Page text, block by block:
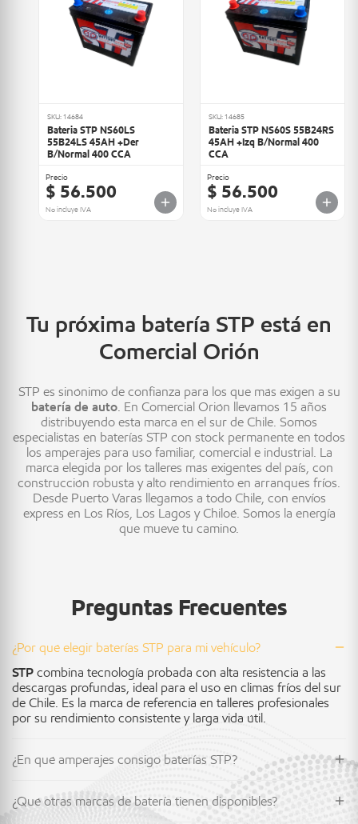
SKU: 14684
Bateria STP NS60LS
55B24LS 45AH +Der
B/Normal 400 CCA
Precio
$ 56.500
No incluye IVA
SKU: 14685
Bateria STP NS60S 55B24RS
45AH +Izq B/Normal 400
CCA
Precio
$ 56.500
No incluye IVA
Tu próxima batería STP está en
Comercial Orión
STP es sinónimo de confianza para los que más exigen a su
batería de auto . En Comercial Orión llevamos 15 años
distribuyendo esta marca en el sur de Chile. Somos
especialistas en baterías STP con stock permanente en todos
los amperajes para uso familiar, comercial e industrial. La
marca elegida por los talleres más exigentes del país, con
construcción robusta y alto rendimiento en arranques fríos.
Desde Puerto Varas llegamos a todo Chile, con envíos
express en Los Ríos, Los Lagos y Chiloé. Somos la energía
que mueve tu camino.
Preguntas Frecuentes
¿Por qué elegir baterías STP para mi vehículo?
STP combina tecnología probada con alta resistencia a las
descargas profundas, ideal para el uso en climas fríos del sur
de Chile. Es la marca de referencia en talleres profesionales
por su rendimiento consistente y larga vida útil.
¿En qué amperajes consigo baterías STP?
¿Qué otras marcas de batería tienen disponibles?